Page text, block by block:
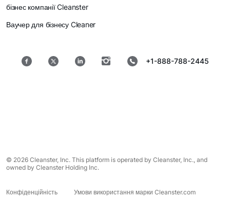
бізнес компанії Cleanster
Ваучер для бізнесу Cleaner
+1-888-788-2445
© 2026 Cleanster, Inc. This platform is operated by Cleanster, Inc., and
owned by Cleanster Holding Inc.
Конфіденційність Умови використання марки Cleanster.com